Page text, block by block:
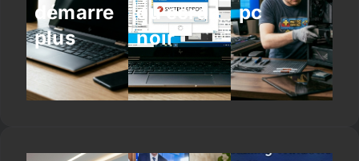
démarre
plus
ou écran
noir
pc